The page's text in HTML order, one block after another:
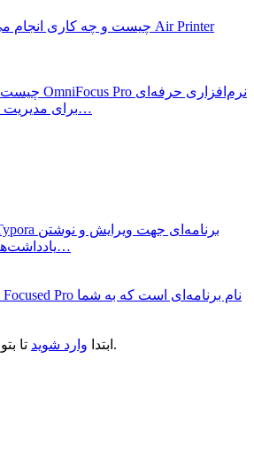
برای مدیریت وظایف و پروژه‌ها…
یادداشت‌های ساده با داشتن…
ابتدا وارد شوید تا بتوانید دیدگاهی ارسال کنید.